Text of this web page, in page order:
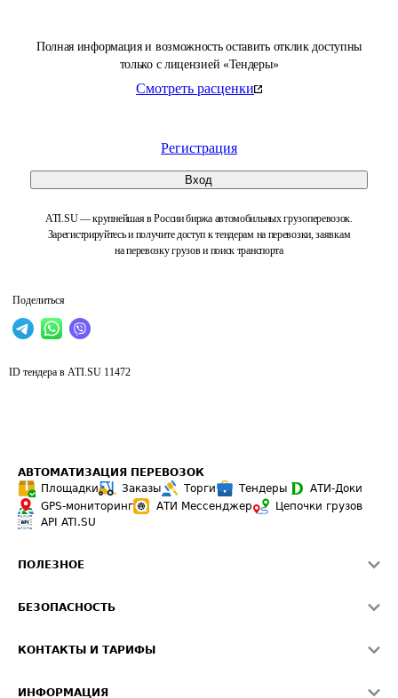
Полная информация и возможность оставить отклик доступны
только с лицензией «Тендеры»
Смотреть расценки
Регистрация
Вход
ATI.SU — крупнейшая в России биржа автомобильных грузоперевозок.
Зарегистрируйтесь и получите доступ к тендерам на перевозки, заявкам
на перевозку грузов и поиск транспорта
Поделиться
ID тендера в ATI.SU 11472
АВТОМАТИЗАЦИЯ ПЕРЕВОЗОК
Площадки
Заказы Торги Тендеры
АТИ-Доки
GPS-мониторинг
АТИ Мессенджер
Цепочки грузов
API ATI.SU
ПОЛЕЗНОЕ
Звезды ATI.SU на вашем сайте
Средние ставки
БЕЗОПАСНОСТЬ
Светофор+
КОНТАКТЫ И ТАРИФЫ
ИНФОРМАЦИЯ